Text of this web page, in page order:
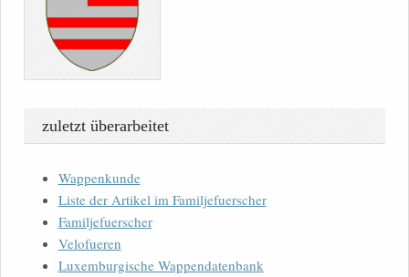
zuletzt überarbeitet
Wappenkunde
Liste der Artikel im Familjefuerscher
Familjefuerscher
Velofueren
Luxemburgische Wappendatenbank